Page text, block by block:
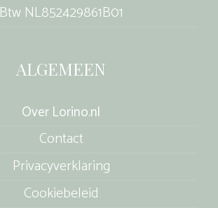
Btw NL852429861B01
ALGEMEEN
Over Lorino.nl
Contact
Privacyverklaring
Cookiebeleid